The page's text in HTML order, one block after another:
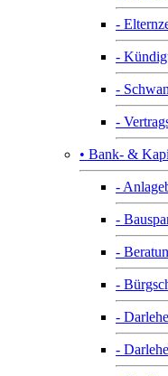
-
-
-
-
• Bank- &
-
-
-
-
-
-